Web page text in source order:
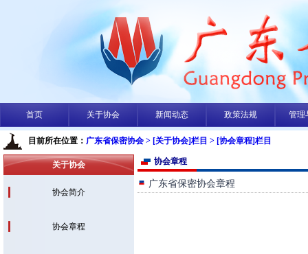
首页 关于协会 新闻动态 政策法规 管理
目前所在位置： 广东省保密协会 > [关于协会]栏目 > [协会章程]栏目
关于协会
协会简介
协会章程
协会章程
广东省保密协会章程